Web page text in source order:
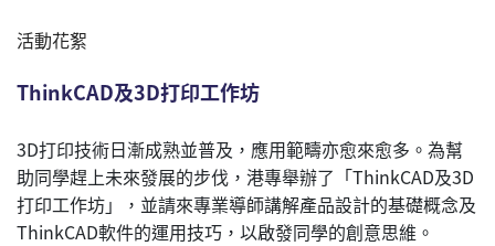
活動花絮
ThinkCAD及3D打印工作坊
3D打印技術日漸成熟並普及，應用範疇亦愈來愈多。為幫
助同學趕上未來發展的步伐，港專舉辦了「ThinkCAD及3D
打印工作坊」，並請來專業導師講解產品設計的基礎概念及
ThinkCAD軟件的運用技巧，以啟發同學的創意思維。